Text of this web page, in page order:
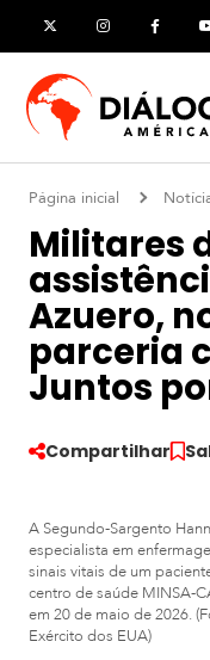
Pular
para
conteúdo
X Instagram
A
m
é
Página inicial
Militares
Azuero,
parceria
Juntos
Compartilhar
A Segundo-Sargento
especialista em
sinais vitais de um
centro de saúde MINSA-
em 20 de maio de 2026.
Exército dos EUA)